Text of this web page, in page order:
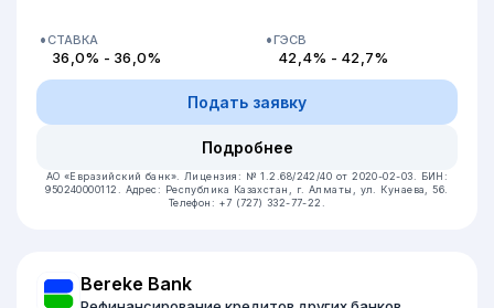
СТАВКА
36,0% - 36,0%
ГЭСВ
42,4% - 42,7%
Подать заявку
Подробнее
АО «Евразийский банк». Лицензия: № 1.2.68/242/40 от 2020-02-03.
БИН:
950240000112. Адрес: Республика Казахстан, г. Алматы, ул. Кунаева, 56.
Телефон: +7 (727) 332-77-22.
Bereke Bank